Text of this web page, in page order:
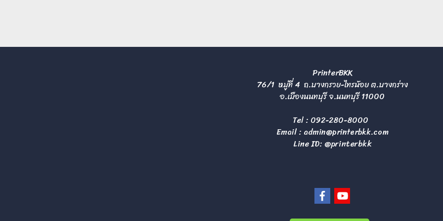
PrinterBKK
76/1 หมู่ที่ 4 ถ.บางกรวย-ไทรน้อย ต.บางกร่าง
อ.เมืองนนทบุรี จ.นนทบุรี 11000
Tel : 092-280-8000
Email : admin@printerbkk.com
Line ID: @printerbkk